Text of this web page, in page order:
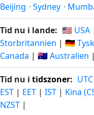
Beijing · Sydney ·
Tid nu i lande: 🇺🇸 USA |
Storbritannien | 🇩🇪
Canada | 🇦🇺 Australien |
Tid nu i tidszoner: UTC
EST | EET | IST | Kina
NZST |